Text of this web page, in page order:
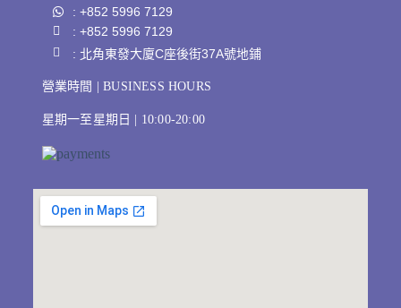
: +852 5996 7129
: +852 5996 7129
: 北角東發大廈C座後街37A號地鋪
營業時間 | BUSINESS HOURS
星期一至星期日 | 10:00-20:00